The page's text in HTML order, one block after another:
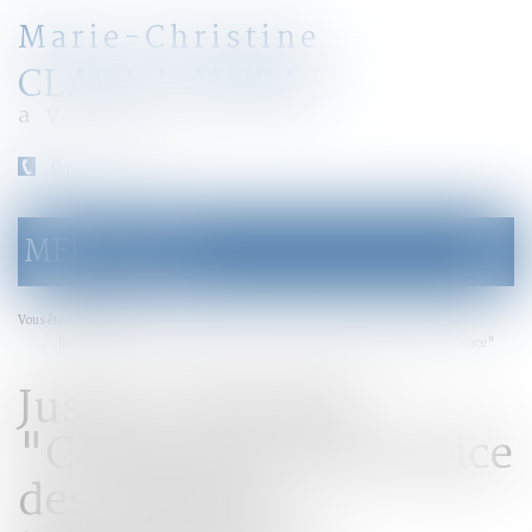
Marie-Christine
CLARAZ-MURAT
avocat
le
menu
MENU
Vous êtes ici :
Justice / Portail / "Construire une justice des mineurs transversale et efficace"
Justice / Portail /
"Construire une justice
des mineurs